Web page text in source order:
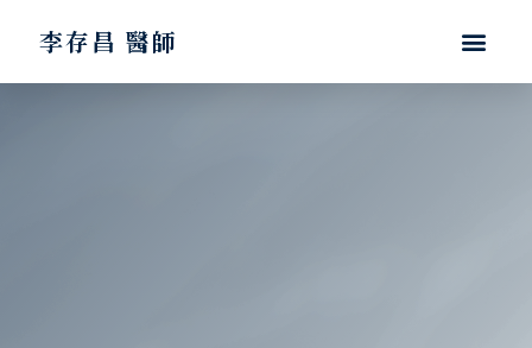
李存昌 醫師